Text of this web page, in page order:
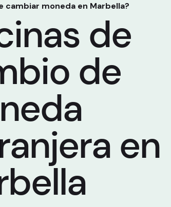
cambiar moneda en Marbella?
de
de
en